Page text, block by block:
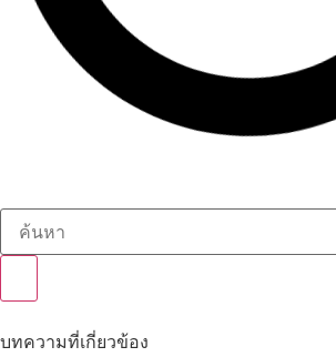
บทความที่เกี่ยวข้อง